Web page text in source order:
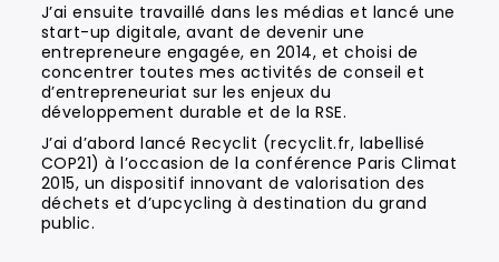
J’ai ensuite travaillé dans les médias et lancé une
start-up digitale, avant de devenir une
entrepreneure engagée, en 2014, et choisi de
concentrer toutes mes activités de conseil et
d’entrepreneuriat sur les enjeux du
développement durable et de la RSE.
J’ai d’abord lancé Recyclit (recyclit.fr, labellisé
COP21) à l’occasion de la conférence Paris Climat
2015, un dispositif innovant de valorisation des
déchets et d’upcycling à destination du grand
public.